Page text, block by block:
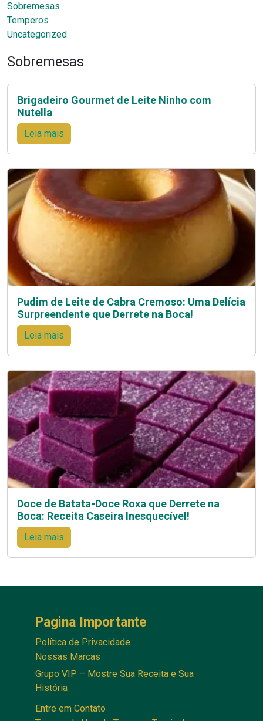
Sobremesas
Temperos
Uncategorized
Sobremesas
Brigadeiro Gourmet de Leite Ninho com
Nutella
Leia mais
Pudim de Leite de Cabra Cremoso: Uma Delícia
Surpreendente que Derrete na Boca!
Leia mais
Doce de Batata-Doce Roxa que Derrete na
Boca: Receita Caseira Inesquecível!
Leia mais
Pagina Importante
Política de Privacidade
Nossas Marcas
Grupo VIP – Mostre Sua Receita e Sua
História
Entre em Contato